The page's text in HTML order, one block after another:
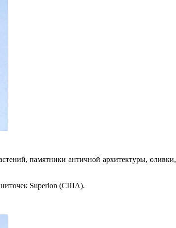
памятники античной архитектуры, оливки,
ниточек Superlon (США).